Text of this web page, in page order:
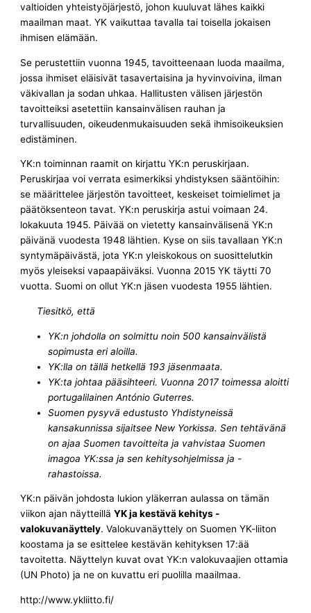
valtioiden yhteistyöjärjestö, johon kuuluvat lähes kaikki
maailman maat. YK vaikuttaa tavalla tai toisella jokaisen
ihmisen elämään.
Se perustettiin vuonna 1945, tavoitteenaan luoda maailma,
jossa ihmiset eläisivät tasavertaisina ja hyvinvoivina, ilman
väkivallan ja sodan uhkaa. Hallitusten välisen järjestön
tavoitteiksi asetettiin kansainvälisen rauhan ja
turvallisuuden, oikeudenmukaisuuden sekä ihmisoikeuksien
edistäminen.
YK:n toiminnan raamit on kirjattu YK:n peruskirjaan.
Peruskirjaa voi verrata esimerkiksi yhdistyksen sääntöihin:
se määrittelee järjestön tavoitteet, keskeiset toimielimet ja
päätöksenteon tavat. YK:n peruskirja astui voimaan 24.
lokakuuta 1945. Päivää on vietetty kansainvälisenä YK:n
päivänä vuodesta 1948 lähtien. Kyse on siis tavallaan YK:n
syntymäpäivästä, jota YK:n yleiskokous on suosittelutkin
myös yleiseksi vapaapäiväksi. Vuonna 2015 YK täytti 70
vuotta. Suomi on ollut YK:n jäsen vuodesta 1955 lähtien.
Tiesitkö, että
YK:n johdolla on solmittu noin 500 kansainvälistä
sopimusta eri aloilla.
YK:lla on tällä hetkellä 193 jäsenmaata.
YK:ta johtaa pääsihteeri. Vuonna 2017 toimessa aloitti
portugalilainen António Guterres.
Suomen pysyvä edustusto Yhdistyneissä
kansakunnissa sijaitsee New Yorkissa. Sen tehtävänä
on ajaa Suomen tavoitteita ja vahvistaa Suomen
imagoa YK:ssa ja sen kehitysohjelmissa ja -
rahastoissa.
YK:n päivän johdosta lukion yläkerran aulassa on tämän
viikon ajan näytteilläYK ja kestävä kehitys -
valokuvanäyttely. Valokuvanäyttely on Suomen YK-liiton
koostama ja se esittelee kestävän kehityksen 17:ää
tavoitetta. Näyttelyn kuvat ovat YK:n valokuvaajien ottamia
(UN Photo) ja ne on kuvattu eri puolilla maailmaa.
http://www.ykliitto.fi/